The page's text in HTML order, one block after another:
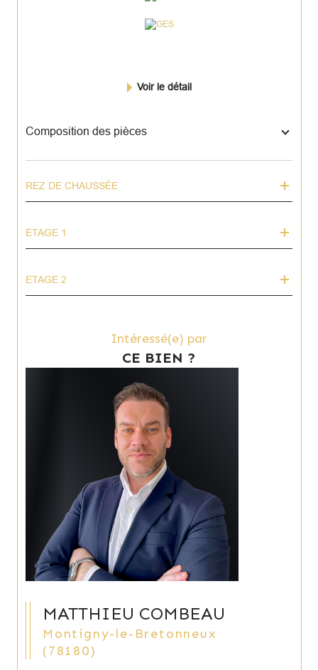
Voir le détail
Composition des pièces
REZ DE CHAUSSÉE
ETAGE 1
ETAGE 2
Intéressé(e) par
CE BIEN ?
MATTHIEU COMBEAU
Montigny-le-Bretonneux
(78180)